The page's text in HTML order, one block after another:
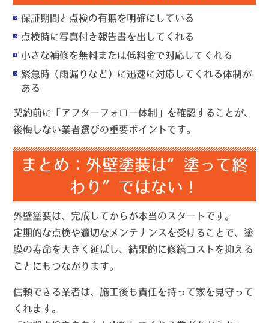
保証期間と点検の有無を明確にしている
点検時に写真付き報告書を出してくれる
小さな補修を無料または低料金で対応してくれる
緊急時（雨漏りなど）に迅速に対応してくれる体制が
ある
契約前に「アフターフォロー体制」を確認することが、
後悔しない業者選びの重要ポイントです。
まとめ：外壁塗装は“塗って終
わり”ではない！
外壁塗装は、完成してからが本当のスタートです。
定期的な点検や適切なメンテナンスを受けることで、塗
膜の寿命を大きく延ばし、結果的に修繕コストを抑える
ことにもつながります。
信頼できる業者は、施工後も責任を持って家を見守って
くれます。